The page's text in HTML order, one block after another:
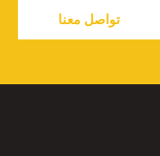
تواصل معنا